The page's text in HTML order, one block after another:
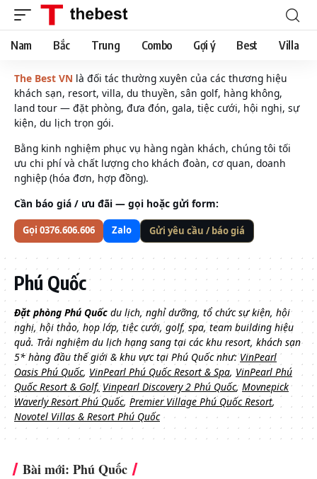
Nam Bắc Trung Combo Gợi ý Best Villa
The Best VN là đối tác thường xuyên của các thương hiệu
khách sạn, resort, villa, du thuyền, sân golf, hàng không,
land tour — đặt phòng, đưa đón, gala, tiệc cưới, hội nghị, sự
kiện, du lịch trọn gói.
Bằng kinh nghiệm phục vụ hàng ngàn khách, chúng tôi tối
ưu chi phí và chất lượng cho khách đoàn, cơ quan, doanh
nghiệp (hóa đơn, hợp đồng).
Cần báo giá / ưu đãi — gọi hoặc gửi form:
Gọi 0376.606.606 Zalo Gửi yêu cầu / báo giá
Phú Quốc
Đặt phòng Phú Quốc du lịch, nghỉ dưỡng, tổ chức sự kiện, hội
nghị, hội thảo, họp lớp, tiệc cưới, golf, spa, team building hiệu
quả. Trải nghiệm du lịch hạng sang tại các khu resort, khách sạn
5* hàng đầu thế giới & khu vực tại Phú Quốc như:VinPearl
Oasis Phú Quốc, VinPearl Phú Quốc Resort & Spa, VinPearl Phú
Quốc Resort & Golf, Vinpearl Discovery 2 Phú Quốc, Movnepick
Waverly Resort Phú Quốc, Premier Village Phú Quốc Resort,
Novotel Villas & Resort Phú Quốc
Bài mới: Phú Quốc